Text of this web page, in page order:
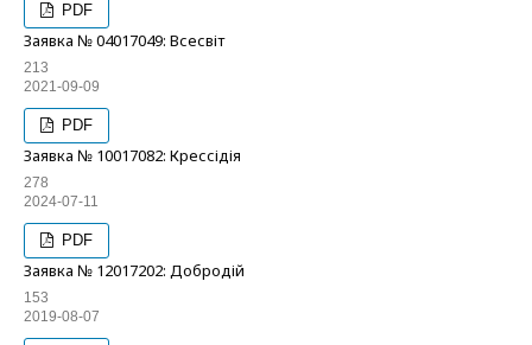
PDF
Заявка № 04017049: Всесвіт
213
2021-09-09
PDF
Заявка № 10017082: Крессідія
278
2024-07-11
PDF
Заявка № 12017202: Добродій
153
2019-08-07